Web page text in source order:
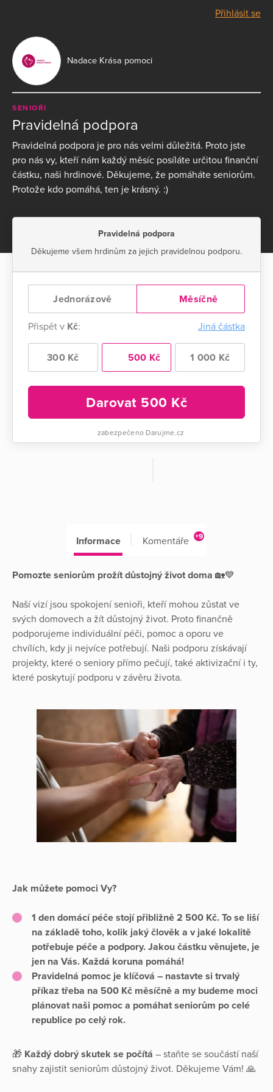
Přihlásit se
Nadace Krása pomoci
SENIOŘI
Pravidelná podpora
Pravidelná podpora je pro nás velmi důležitá. Proto jste
pro nás vy, kteří nám každý měsíc posíláte určitou finanční
částku, naši hrdinové. Děkujeme, že pomáháte seniorům.
Protože kdo pomáhá, ten je krásný. :)
Pravidelná podpora
Děkujeme všem hrdinům za jejich pravidelnou podporu.
Jednorázově Měsíčně
Přispět v Kč: Jiná částka
300 Kč 500 Kč 1 000 Kč
Darovat 500 Kč
zabezpečeno Darujme.cz
Informace Komentáře +9
Pomozte seniorům prožít důstojný život doma 🏡💙
Naší vizí jsou spokojení senioři, kteří mohou zůstat ve
svých domovech a žít důstojný život. Proto finančně
podporujeme individuální péči, pomoc a oporu ve
chvílích, kdy ji nejvíce potřebují. Naši podporu získávají
projekty, které o seniory přímo pečují, také aktivizační i ty,
které poskytují podporu v závěru života.
Jak můžete pomoci Vy?
1 den domácí péče stojí přibližně 2 500 Kč. To se liší
na základě toho, kolik jaký člověk a v jaké lokalitě
potřebuje péče a podpory. Jakou částku věnujete, je
jen na Vás. Každá koruna pomáhá!
Pravidelná pomoc je klíčová – nastavte si trvalý
příkaz třeba na 500 Kč měsíčně a my budeme moci
plánovat naši pomoc a pomáhat seniorům po celé
republice po celý rok.
🎁 Každý dobrý skutek se počítá – staňte se součástí naší
snahy zajistit seniorům důstojný život. Děkujeme Vám! 🙏